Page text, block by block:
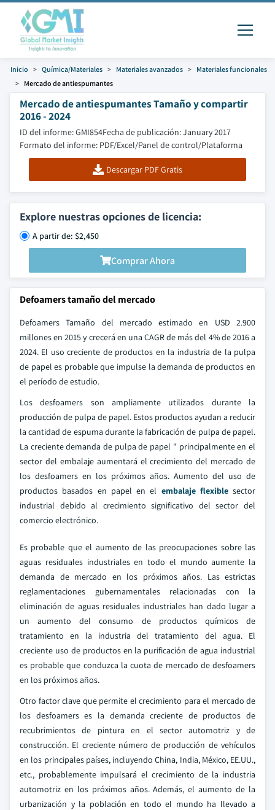
Inicio Química/Materiales Materiales avanzados
Materiales funcionales
Mercado de antiespumantes
Mercado de antiespumantes Tamaño y compartir
2016 - 2024
ID del informe: GMI854Fecha de publicación: January 2017
Formato del informe: PDF/Excel/Panel de control/Plataforma
Descargar PDF Gratis
Explore nuestras opciones de licencia:
A partir de: $2,450
Comprar Ahora
Defoamers tamaño del mercado
Defoamers Tamaño del mercado estimado en USD 2.900
millones en 2015 y crecerá en una CAGR de más del 4% de 2016 a
2024. El uso creciente de productos en la industria de la pulpa
de papel es probable que impulse la demanda de productos en
el período de estudio.
Los desfoamers son ampliamente utilizados durante la
producción de pulpa de papel. Estos productos ayudan a reducir
la cantidad de espuma durante la fabricación de pulpa de papel.
La creciente demanda de pulpa de papel " principalmente en el
sector del embalaje aumentará el crecimiento del mercado de
los desfoamers en los próximos años. Aumento del uso de
productos basados en papel en el embalaje flexiblesector
industrial debido al crecimiento significativo del sector del
comercio electrónico.
Es probable que el aumento de las preocupaciones sobre las
aguas residuales industriales en todo el mundo aumente la
demanda de mercado en los próximos años. Las estrictas
reglamentaciones gubernamentales relacionadas con la
eliminación de aguas residuales industriales han dado lugar a
un aumento del consumo de productos químicos de
tratamiento en la industria del tratamiento del agua. El
creciente uso de productos en la purificación de agua industrial
es probable que conduzca la cuota de mercado de desfoamers
en los próximos años.
Otro factor clave que permite el crecimiento para el mercado de
los desfoamers es la demanda creciente de productos de
recubrimientos de pintura en el sector automotriz y de
construcción. El creciente número de producción de vehículos
en los principales países, incluyendo China, India, México, EE.UU.,
etc., probablemente impulsará el crecimiento de la industria
automotriz en los próximos años. Además, el aumento de la
urbanización y la población en todo el mundo ha llevado a